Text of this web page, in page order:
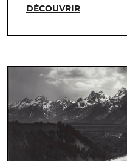
DÉCOUVRIR